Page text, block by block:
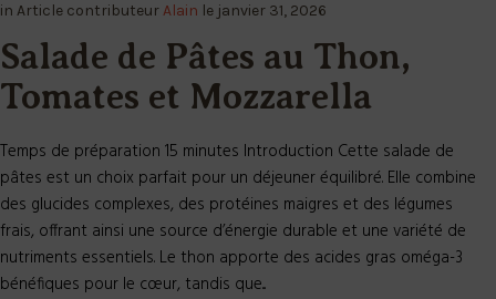
in Article contributeurAlain le janvier 31, 2026
Salade de Pâtes au Thon,
Tomates et Mozzarella
Temps de préparation 15 minutes Introduction Cette salade de
pâtes est un choix parfait pour un déjeuner équilibré. Elle combine
des glucides complexes, des protéines maigres et des légumes
frais, offrant ainsi une source d’énergie durable et une variété de
nutriments essentiels. Le thon apporte des acides gras oméga-3
bénéfiques pour le cœur, tandis que...